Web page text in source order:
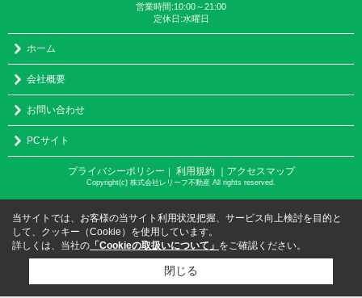
営業時間:10:00～21:00
定休日:水曜日
ホーム
会社概要
お問い合わせ
PCサイト
プライバシーポリシー ｜ 利用規約 ｜アクセスマップ
Copyright(c) 株式会社レリーフ不動産 All rights reserved.
当サイトでは、お客様の当サイト利用状況把握、サービス向上検討を目的と
して、クッキー（Cookie）を使用しています。
詳しくは、当社の 「Cookieの取扱いについて」 をご確認ください。
閉じる